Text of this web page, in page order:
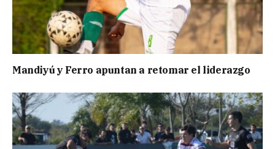
Mandiyú y Ferro apuntan a retomar el liderazgo